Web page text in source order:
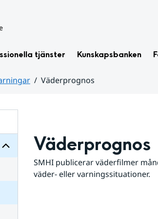
tjänster Kunskapsbanken
Väderprognos
för
Väderprognos
SMHI publicerar väderfilmer
väder- eller varningssituationer.